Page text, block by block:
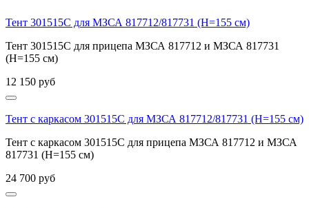
Тент 301515С для МЗСА 817712/817731 (H=155 см)
Тент 301515С для прицепа МЗСА 817712 и МЗСА 817731
(H=155 см)
12 150 руб
Тент с каркасом 301515С для МЗСА 817712/817731 (H=155 см)
Тент с каркасом 301515С для прицепа МЗСА 817712 и МЗСА
817731 (H=155 см)
24 700 руб